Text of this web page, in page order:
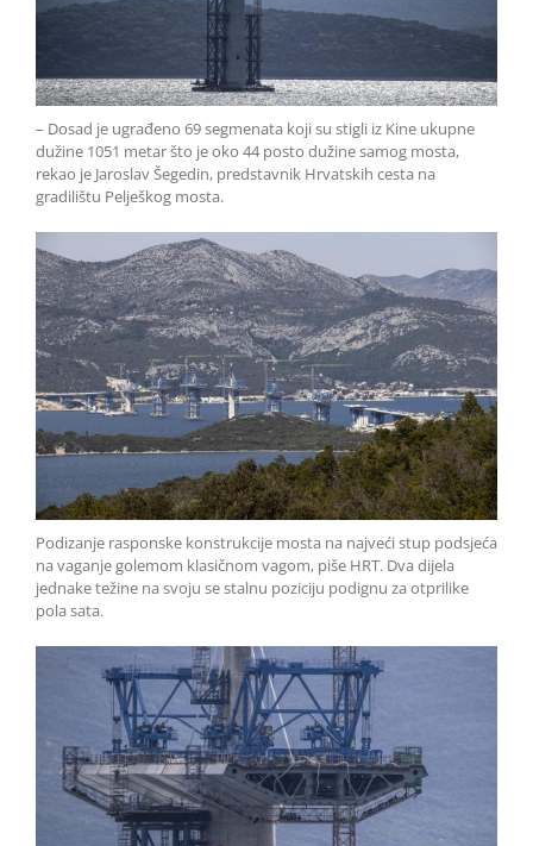
– Dosad je ugrađeno 69 segmenata koji su stigli iz Kine ukupne
dužine 1051 metar što je oko 44 posto dužine samog mosta,
rekao je Jaroslav Šegedin, predstavnik Hrvatskih cesta na
gradilištu Pelješkog mosta.
Podizanje rasponske konstrukcije mosta na najveći stup podsjeća
na vaganje golemom klasičnom vagom, piše HRT. Dva dijela
jednake težine na svoju se stalnu poziciju podignu za otprilike
pola sata.